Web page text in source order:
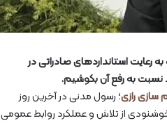
استانداردهای صادراتی در
به رفع آن بکوشیم.
رازی؛ رسول مدنی در آخرین روز
از تلاش و عملکرد روابط عمومی